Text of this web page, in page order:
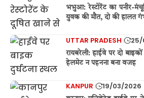
भभुआ: रेस्टोरेंट का पनीर-
युवक की मौत, दो की हालत
UTTAR PRADESH 25/
रायबरेली: हाईवे पर दो
हेलमेट न पहनना बना वजह
KANPUR 19/03/2026